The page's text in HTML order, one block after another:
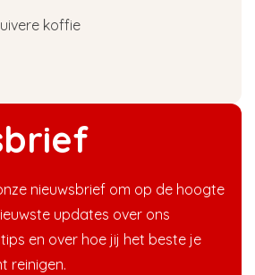
nieuwsbrief om op de hoogte
updates over ons
en over hoe jij het beste je
reinigen.
koffie